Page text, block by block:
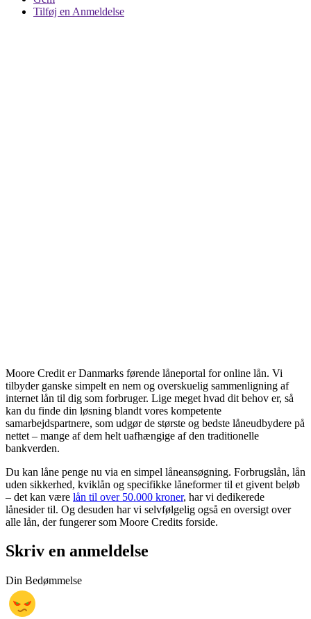
Tilføj en Anmeldelse
Moore Credit er Danmarks førende låneportal for online lån. Vi
tilbyder ganske simpelt en nem og overskuelig sammenligning af
internet lån til dig som forbruger. Lige meget hvad dit behov er, så
kan du finde din løsning blandt vores kompetente
samarbejdspartnere, som udgør de største og bedste låneudbydere på
nettet – mange af dem helt uafhængige af den traditionelle
bankverden.
Du kan låne penge nu via en simpel låneansøgning. Forbrugslån, lån
uden sikkerhed, kviklån og specifikke låneformer til et givent beløb
– det kan være lån til over 50.000 kroner, har vi dedikerede
lånesider til. Og desuden har vi selvfølgelig også en oversigt over
alle lån, der fungerer som Moore Credits forside.
Skriv en anmeldelse
Din Bedømmelse